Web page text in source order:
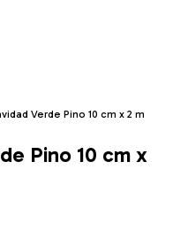
Verde Pino 10 cm x 2 m
Pino 10 cm x